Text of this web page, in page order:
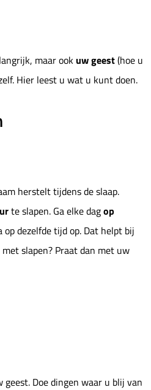
maar ookuw geest(hoe u
Hier leest u wat u kunt doen.
herstelt tijdens de slaap.
te slapen. Ga elke dagop
op dezelfde tijd op. Dat helpt bij
slapen? Praat dan met uw
Doe dingen waar u blij van